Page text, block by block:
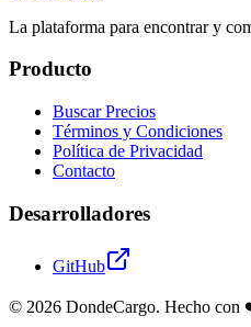
La plataforma para encontrar y
Producto
Buscar Precios
Términos y Condiciones
Política de Privacidad
Contacto
Desarrolladores
GitHub
© 2026 DondeCargo. Hecho con